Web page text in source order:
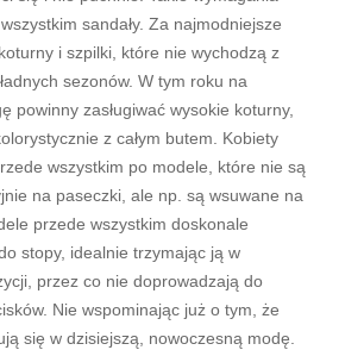
sandały. Za najmodniejsze
i szpilki, które nie wychodzą z
sezonów. W tym roku na
powinny zasługiwać wysokie koturny,
z całym butem. Kobiety
wszystkim po modele, które nie są
na paseczki, ale np. są wsuwane na
przede wszystkim doskonale
stopy, idealnie trzymając ją w
przez co nie doprowadzają do
Nie wspominając już o tym, że
się w dzisiejszą, nowoczesną modę.